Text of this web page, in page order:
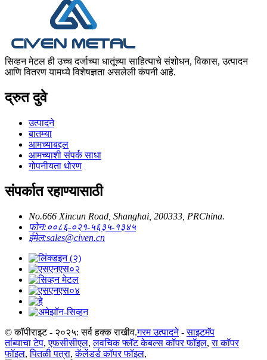
सिव्हन मेटल ही उच्च दर्जाच्या धातूंच्या साहित्याचे संशोधन, विकास, उत्पादन
आणि वितरण यामध्ये विशेषज्ञता असलेली कंपनी आहे.
द्रुत दुवे
उत्पादने
बातम्या
आमच्याबद्दल
आमच्याशी संपर्क साधा
गोपनीयता धोरण
संपर्कात रहाण्यासाठी
No.666 Xincun Road, Shanghai, 200333, PRChina.
फोन:००८६-०२१-५६३५-१३४५
ईमेल:sales@civen.cn
© कॉपीराइट - २०२५: सर्व हक्क राखीव.गरम उत्पादने-साइटमॅप
तांब्याचा टेप,एफसीसीएल,लवचिक फ्लॅट केबल्स कॉपर फॉइल,रा कॉपर
फॉइल,पितळी पत्रा,कॅलेंडर्ड कॉपर फॉइल,